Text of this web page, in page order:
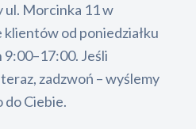
ul. Morcinka 11 w
od poniedziałku
Jeśli
zadzwoń – wyślemy
do Ciebie.